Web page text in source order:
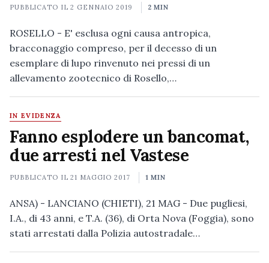
PUBBLICATO IL2 GENNAIO 2019 2 MIN
ROSELLO - E' esclusa ogni causa antropica,
bracconaggio compreso, per il decesso di un
esemplare di lupo rinvenuto nei pressi di un
allevamento zootecnico di Rosello,…
IN EVIDENZA
Fanno esplodere un bancomat,
due arresti nel Vastese
PUBBLICATO IL21 MAGGIO 2017 1 MIN
ANSA) - LANCIANO (CHIETI), 21 MAG - Due pugliesi,
I.A., di 43 anni, e T.A. (36), di Orta Nova (Foggia), sono
stati arrestati dalla Polizia autostradale…